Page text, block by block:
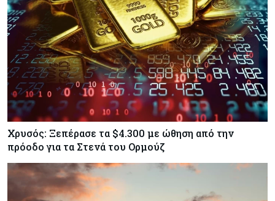
Χρυσός: Ξεπέρασε τα $4.300 με ώθηση από την
πρόοδο για τα Στενά του Ορμούζ